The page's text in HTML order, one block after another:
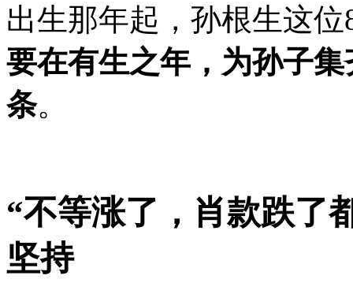
出生那年起，孙根生这
要在有生之年，为孙子
条。
“不等涨了，肖款跌了
坚持